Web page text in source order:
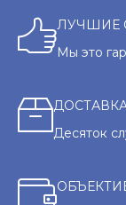
ЛУЧШИЕ
Мы это
Десяток